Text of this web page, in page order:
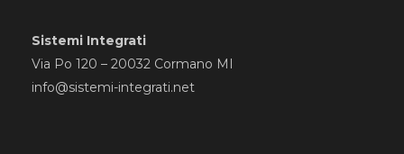
Sistemi Integrati
Via Po 120 – 20032 Cormano MI
info@sistemi-integrati.net